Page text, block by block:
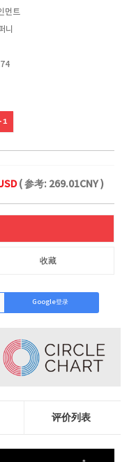
먼트
니
1
( 参考: 269.01CNY )
收藏
Google登录
评价列表